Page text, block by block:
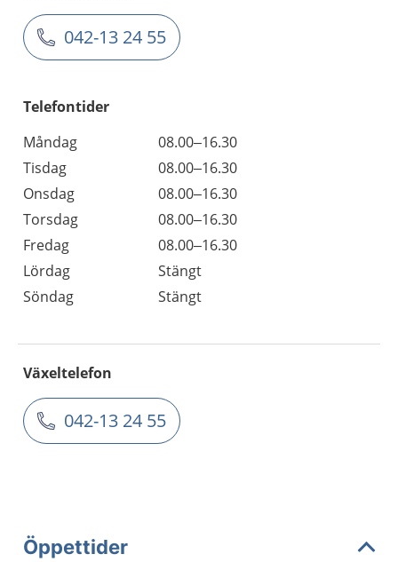
042-13 24 55
Telefontider
Måndag
08.00–16.30
Tisdag
08.00–16.30
Onsdag
08.00–16.30
Torsdag
08.00–16.30
Fredag
08.00–16.30
Lördag
Stängt
Söndag
Stängt
Växeltelefon
042-13 24 55
Öppettider